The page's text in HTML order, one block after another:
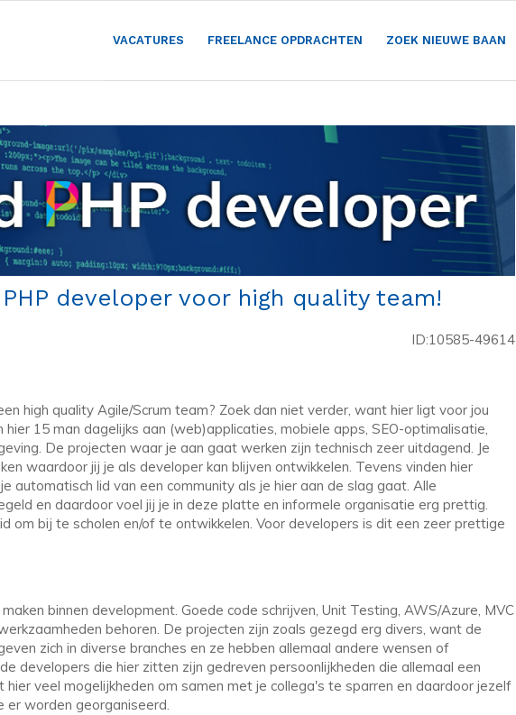
VACATURES FREELANCE OPDRACHTEN ZOEK NIEUWE BAAN
developer voor high quality team!
ID:10585-49614
high quality Agile/Scrum team? Zoek dan niet verder, want hier ligt voor jou
15 man dagelijks aan (web)applicaties, mobiele apps, SEO-optimalisatie,
De projecten waar je aan gaat werken zijn technisch zeer uitdagend. Je
waardoor jij je als developer kan blijven ontwikkelen. Tevens vinden hier
automatisch lid van een community als je hier aan de slag gaat. Alle
en daardoor voel jij je in deze platte en informele organisatie erg prettig.
om bij te scholen en/of te ontwikkelen. Voor developers is dit een zeer prettige
binnen development. Goede code schrijven, Unit Testing, AWS/Azure, MVC
behoren. De projecten zijn zoals gezegd erg divers, want de
zich in diverse branches en ze hebben allemaal andere wensen of
developers die hier zitten zijn gedreven persoonlijkheden die allemaal een
veel mogelijkheden om samen met je collega's te sparren en daardoor jezelf
er worden georganiseerd.